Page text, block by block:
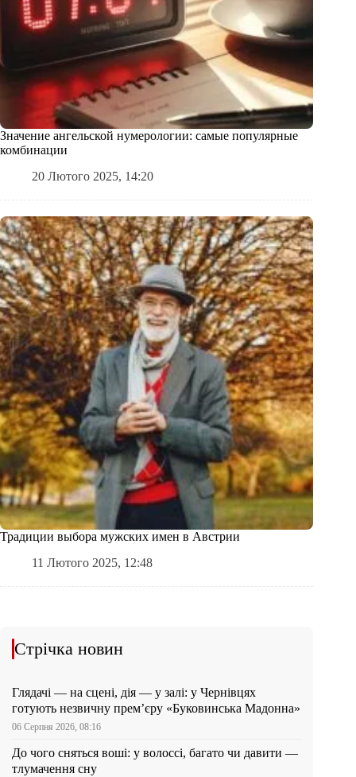
Значение ангельской нумерологии: самые популярные
комбинации
20 Лютого 2025, 14:20
Традиции выбора мужских имен в Австрии
11 Лютого 2025, 12:48
Стрічка новин
Глядачі — на сцені, дія — у залі: у Чернівцях
готують незвичну прем’єру «Буковинська Мадонна»
06 Серпня 2026, 08:16
До чого сняться воші: у волоссі, багато чи давити —
тлумачення сну